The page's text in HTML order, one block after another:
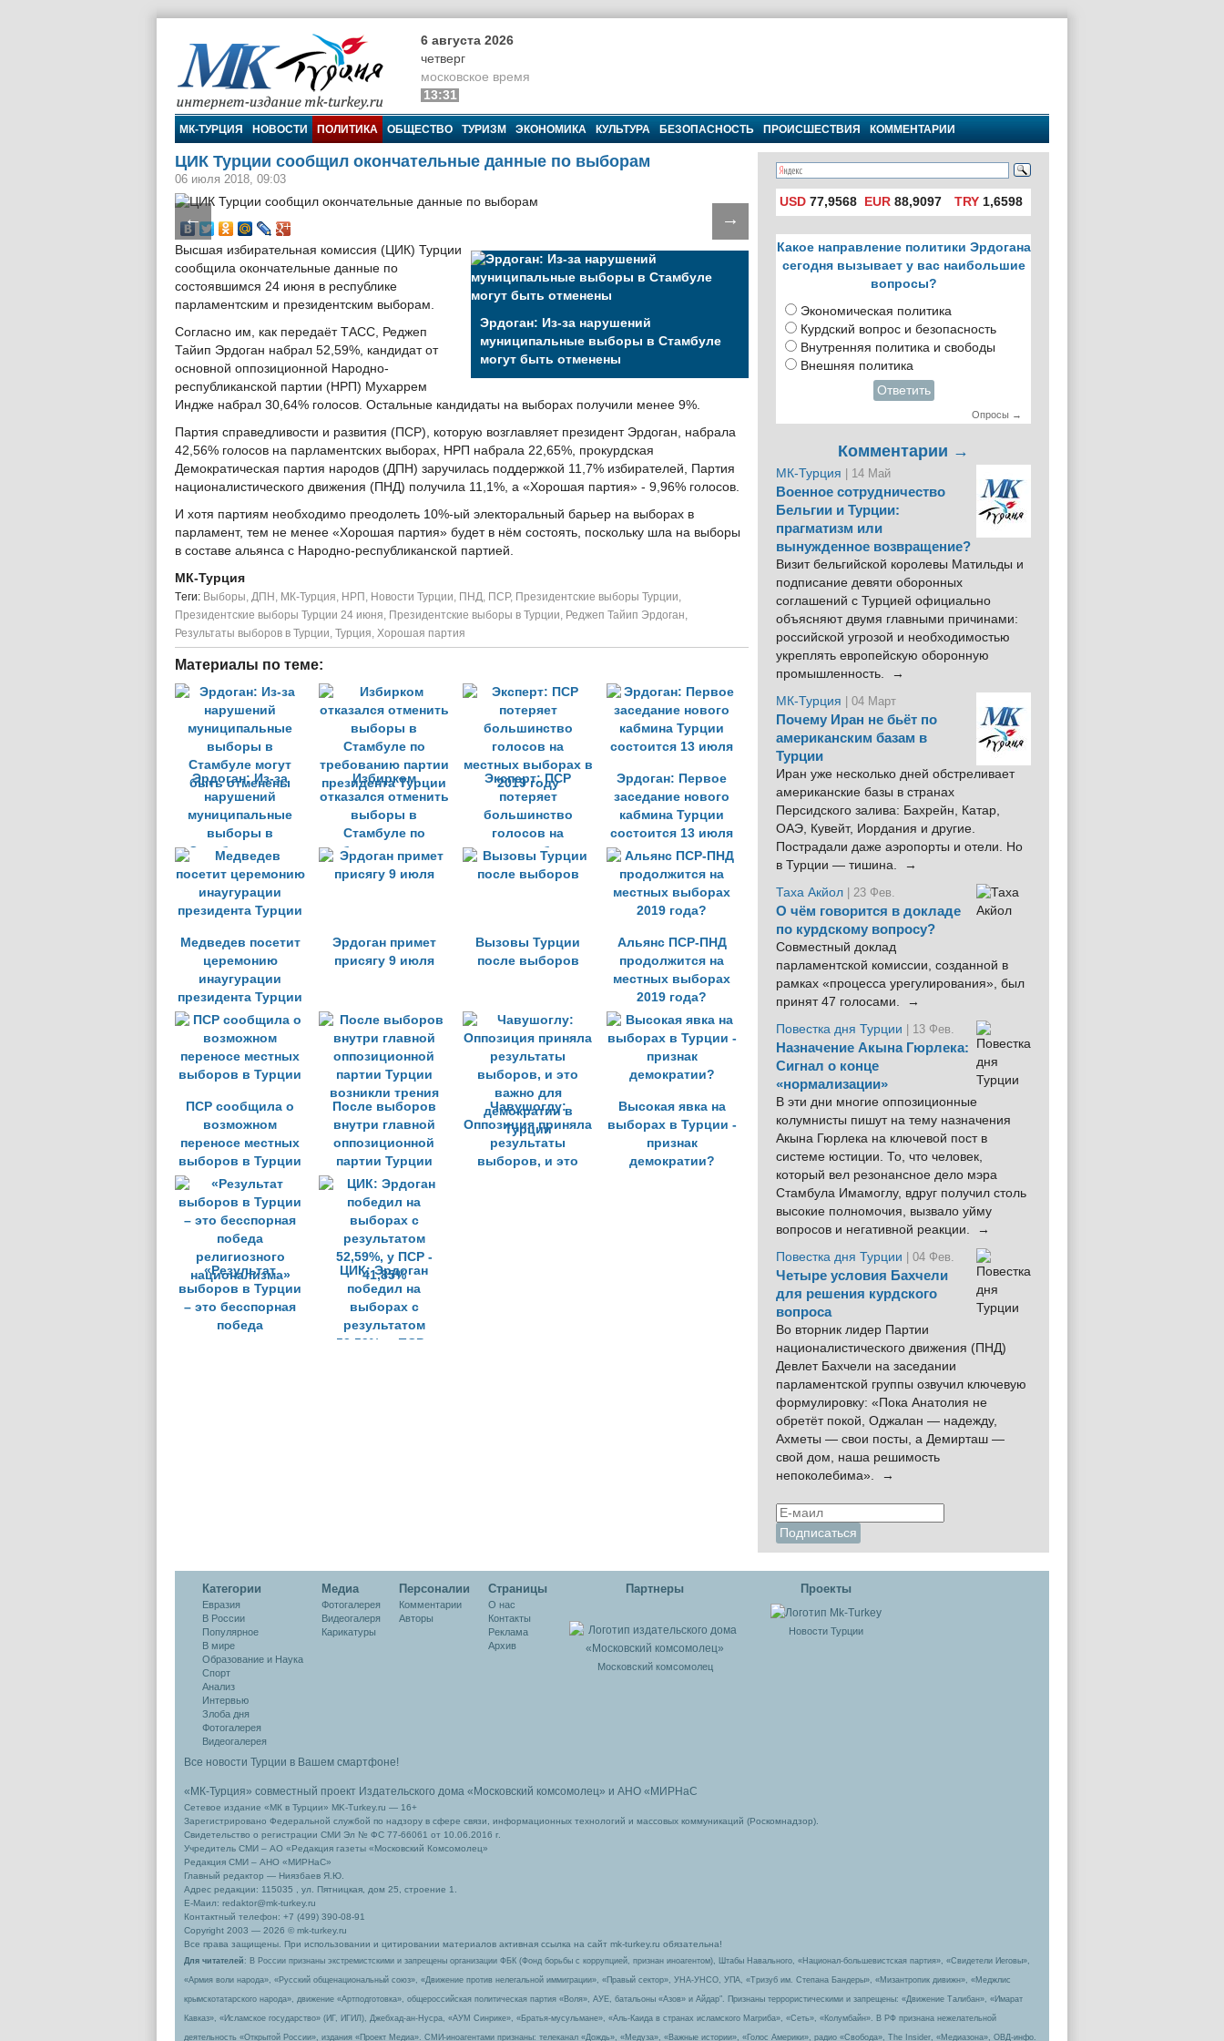
МК-Турция
6 августа 2026
четверг
московское время
13:31
МК-ТУРЦИЯ НОВОСТИ ПОЛИТИКА ОБЩЕСТВО ТУРИЗМ ЭКОНОМИКА КУЛЬТУРА БЕЗОПАСНОСТЬ ПРОИСШЕСТВИЯ КОММЕНТАРИИ
ЦИК Турции сообщил окончательные данные по выборам
06 июля 2018, 09:03
← →
Эрдоган: Из-за нарушений
муниципальные выборы в Стамбуле
могут быть отменены
Высшая избирательная комиссия (ЦИК) Турции
сообщила окончательные данные по
состоявшимся 24 июня в республике
парламентским и президентским выборам.
Согласно им, как передаёт ТАСС, Реджеп
Тайип Эрдоган набрал 52,59%, кандидат от
основной оппозиционной Народно-
республиканской партии (НРП) Мухаррем
Индже набрал 30,64% голосов. Остальные кандидаты на выборах получили менее 9%.
Партия справедливости и развития (ПСР), которую возглавляет президент Эрдоган, набрала
42,56% голосов на парламентских выборах, НРП набрала 22,65%, прокурдская
Демократическая партия народов (ДПН) заручилась поддержкой 11,7% избирателей, Партия
националистического движения (ПНД) получила 11,1%, а «Хорошая партия» - 9,96% голосов.
И хотя партиям необходимо преодолеть 10%-ый электоральный барьер на выборах в
парламент, тем не менее «Хорошая партия» будет в нём состоять, поскольку шла на выборы
в составе альянса с Народно-республиканской партией.
МК-Турция
Tеги: Выборы, ДПН , МК-Турция, НРП , Новости Турции, ПНД, ПСР, Президентские выборы Турции,
Президентские выборы Турции 24 июня, Президентские выборы в Турции, Реджеп Тайип Эрдоган,
Результаты выборов в Турции, Турция, Хорошая партия
Материалы по теме:
Эрдоган: Из-за
нарушений
муниципальные
выборы в
Стамбуле могут
быть отменены
Избирком
отказался отменить
выборы в
Стамбуле по
требованию партии
президента Турции
Эксперт: ПСР
потеряет
большинство
голосов на
местных выборах в
2019 году
Эрдоган: Первое
заседание нового
кабмина Турции
состоится 13 июля
Медведев посетит
церемонию
инаугурации
президента Турции
Эрдоган примет
присягу 9 июля
Вызовы Турции
после выборов
Альянс ПСР-ПНД
продолжится на
местных выборах
2019 года?
ПСР сообщила о
возможном
переносе местных
выборов в Турции
После выборов
внутри главной
оппозиционной
партии Турции
возникли трения
Чавушоглу:
Оппозиция приняла
результаты
выборов, и это
Высокая явка на
выборах в Турции -
признак
демократии?
«Результат
выборов в Турции
– это бесспорная
победа
ЦИК: Эрдоган
победил на
выборах с
результатом
52,59%, у ПСР -
USD 77,9568 EUR 88,9097 TRY1,6598
Какое направление политики Эрдогана
сегодня вызывает у вас наибольшие
вопросы?
Экономическая политика
Курдский вопрос и безопасность
Внутренняя политика и свободы
Внешняя политика
Ответить
Опросы →
Комментарии →
МК-Турция | 14 Май
Военное сотрудничество
Бельгии и Турции:
прагматизм или
вынужденное возвращение?
Визит бельгийской королевы Матильды и
подписание девяти оборонных
соглашений с Турцией официально
объясняют двумя главными причинами:
российской угрозой и необходимостью
укреплять европейскую оборонную
промышленность. →
МК-Турция
| 04 Март
Почему Иран не бьёт по
американским базам в
Турции
Иран уже несколько дней обстреливает
американские базы в странах
Персидского залива: Бахрейн, Катар,
ОАЭ, Кувейт, Иордания и другие.
Пострадали даже аэропорты и отели. Но
в Турции — тишина. →
Таха Акйол | 23 Фев.
О чём говорится в докладе
по курдскому вопросу?
Совместный доклад
парламентской комиссии, созданной в
рамках «процесса урегулирования», был
принят 47 голосами. →
Повестка дня Турции
| 13 Фев.
Назначение Акына Гюрлека:
Сигнал о конце
«нормализации»
В эти дни многие оппозиционные
колумнисты пишут на тему назначения
Акына Гюрлека на ключевой пост в
системе юстиции. То, что человек,
который вел резонансное дело мэра
Стамбула Имамоглу, вдруг получил столь
высокие полномочия, вызвало уйму
вопросов и негативной реакции. →
Повестка дня Турции
| 04 Фев.
Четыре условия Бахчели
для решения курдского
вопроса
Во вторник лидер Партии
националистического движения (ПНД)
Девлет Бахчели на заседании
парламентской группы озвучил ключевую
формулировку: «Пока Анатолия не
обретёт покой, Оджалан — надежду,
Ахметы — свои посты, а Демирташ —
свой дом, наша решимость
непоколебима». →
Категории
Евразия
В России
Популярное
В мире
Образование и Наука
Спорт
Анализ
Интервью
Злоба дня
Фотогалерея
Видеогалерея
Медиа
Фотогалерея
Видеогалеря
Карикатуры
Персоналии
Комментарии
Авторы
Cтраницы
О нас
Контакты
Реклама
Архив
Партнеры
Московский комсомолец
Проекты
Новости Турции
Все новости Турции в Вашем смартфоне!
«МК-Турция» совместный проект Издательского дома «Московский комсомолец» и АНО «МИРНаС
Сетевое издание «МК в Турции» MK-Turkey.ru — 16+
Зарегистрировано Федеральной службой по надзору в сфере связи, информационных технологий и массовых коммуникаций (Роскомнадзор).
Свидетельство о регистрации СМИ Эл № ФС 77-66061 от 10.06.2016 г.
Учредитель СМИ – АО «Редакция газеты «Московский Комсомолец»
Редакция СМИ – АНО «МИРНаС»
Главный редактор — Ниязбаев Я.Ю.
Адрес редакции: 115035 , ул. Пятницкая, дом 25, строение 1.
Е-Маил: redaktor@mk-turkey.ru
Контактный телефон: +7 (499) 390-08-91
Copyright 2003 — 2026 © mk-turkey.ru
Все права защищены. При использовании и цитировании материалов активная ссылка на сайт mk-turkey.ru обязательна!
Для читателей : В России признаны экстремистскими и запрещены организации ФБК (Фонд борьбы с коррупцией, признан иноагентом), Штабы Навального, «Национал-большевистская партия», «Свидетели Иеговы»,
«Армия воли народа», «Русский общенациональный союз», «Движение против нелегальной иммиграции», «Правый сектор», УНА-УНСО, УПА, «Тризуб им. Степана Бандеры», «Мизантропик дивижн», «Меджлис
крымскотатарского народа», движение «Артподготовка», общероссийская политическая партия «Воля», АУЕ, батальоны «Азов» и Айдар″. Признаны террористическими и запрещены: «Движение Талибан», «Имарат
Кавказ», «Исламское государство» (ИГ, ИГИЛ), Джебхад-ан-Нусра, «АУМ Синрике», «Братья-мусульмане», «Аль-Каида в странах исламского Магриба», «Сеть», «Колумбайн». В РФ признана нежелательной
деятельность «Открытой России», издания «Проект Медиа». СМИ-иноагентами признаны: телеканал «Дождь», «Медуза», «Важные истории», «Голос Америки», радио «Свобода», The Insider, «Медиазона», ОВД-инфо.